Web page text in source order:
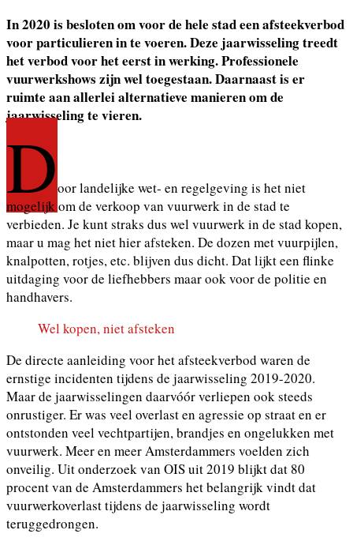
In 2020 is besloten om voor de hele stad een afsteekverbod
voor particulieren in te voeren. Deze jaarwisseling treedt
het verbod voor het eerst in werking. Professionele
vuurwerkshows zijn wel toegestaan. Daarnaast is er
ruimte aan allerlei alternatieve manieren om de
jaarwisseling te vieren.
Door landelijke wet- en regelgeving is het niet
mogelijk om de verkoop van vuurwerk in de stad te
verbieden. Je kunt straks dus wel vuurwerk in de stad kopen,
maar u mag het niet hier afsteken. De dozen met vuurpijlen,
knalpotten, rotjes, etc. blijven dus dicht. Dat lijkt een flinke
uitdaging voor de liefhebbers maar ook voor de politie en
handhavers.
Wel kopen, niet afsteken
De directe aanleiding voor het afsteekverbod waren de
ernstige incidenten tijdens de jaarwisseling 2019-2020.
Maar de jaarwisselingen daarvóór verliepen ook steeds
onrustiger. Er was veel overlast en agressie op straat en er
ontstonden veel vechtpartijen, brandjes en ongelukken met
vuurwerk. Meer en meer Amsterdammers voelden zich
onveilig. Uit onderzoek van OIS uit 2019 blijkt dat 80
procent van de Amsterdammers het belangrijk vindt dat
vuurwerkoverlast tijdens de jaarwisseling wordt
teruggedrongen.